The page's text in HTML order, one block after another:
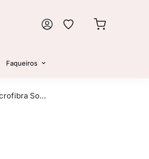
Faqueiros
Roupão Elegance de Microfibra Sofisticata Rosa M - Atlântica